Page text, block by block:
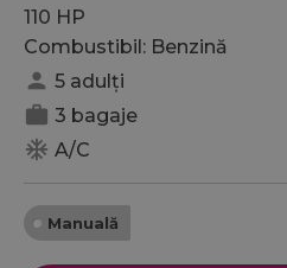
110 HP
Combustibil: Benzină
person 5 adulți
work 3 bagaje
ac_unit A/C
Manuală